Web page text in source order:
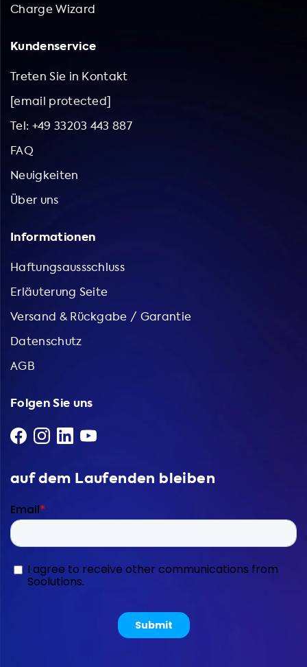
Charge Wizard
Kundenservice
Treten Sie in Kontakt
[email protected]
Tel: +49 33203 443 887
FAQ
Neuigkeiten
Über uns
Informationen
Haftungsaussschluss
Erläuterung Seite
Versand & Rückgabe / Garantie
Datenschutz
AGB
Folgen Sie uns
auf dem Laufenden bleiben